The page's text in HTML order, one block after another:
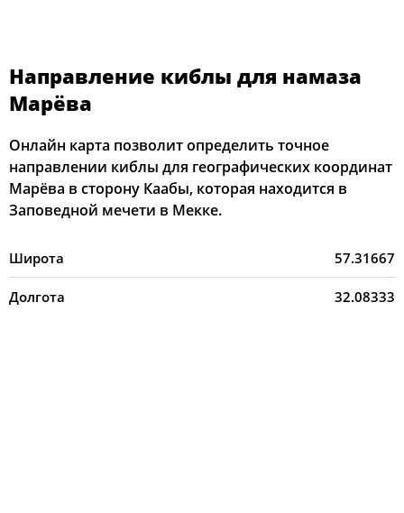
Направление киблы для намаза
Марёва
Онлайн карта позволит определить точное
направлении киблы для географических координат
Марёва в сторону Каабы, которая находится в
Заповедной мечети в Мекке.
Широта 57.31667
Долгота 32.08333